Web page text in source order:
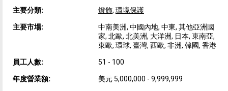
主要分類: 燈飾, 環境保護
主要市場:
中南美洲, 中國內地, 中東, 其他亞洲國
家, 北歐, 北美洲, 大洋洲, 日本, 東南亞,
東歐, 環球, 臺灣, 西歐, 非洲, 韓國, 香港
員工人數: 51 - 100
年度營業額: 美元 5,000,000 - 9,999,999